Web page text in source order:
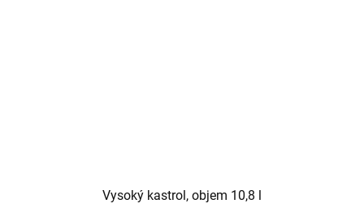
Vysoký kastrol, objem 10,8 l